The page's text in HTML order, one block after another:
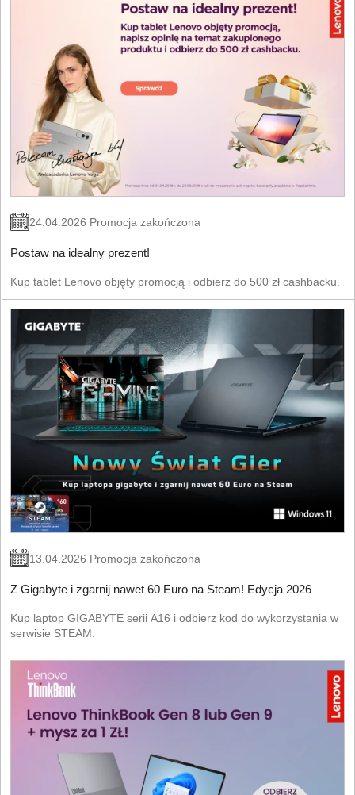
24.04.2026 Promocja zakończona
Postaw na idealny prezent!
Kup tablet Lenovo objęty promocją i odbierz do 500 zł cashbacku.
13.04.2026 Promocja zakończona
Z Gigabyte i zgarnij nawet 60 Euro na Steam! Edycja 2026
Kup laptop GIGABYTE serii A16 i odbierz kod do wykorzystania w
serwisie STEAM.